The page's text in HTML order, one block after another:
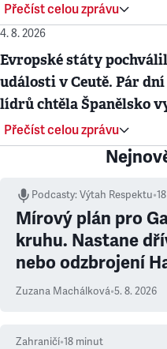
Přečíst celou zprávu
4. 8. 2026
Evropské státy
události v Ceutě. Pár
lídrů chtěla Španělsko
Přečíst celou zprávu
Podcasty:Výtah Respektu•
Mírový plán pro
kruhu. Nastane
nebo odzbrojení
Zuzana Machálková•5. 8. 2026
Zahraničí•18 minut